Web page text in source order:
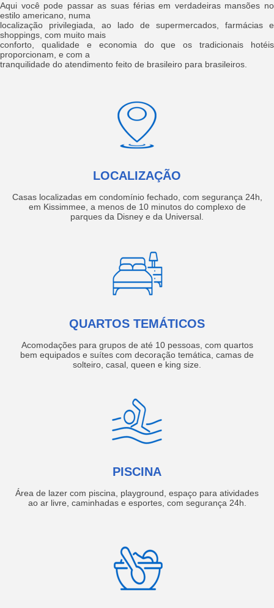
Aqui você pode passar as suas férias em verdadeiras mansões no
estilo americano, numa
localização privilegiada, ao lado de supermercados, farmácias e
shoppings, com muito mais
conforto, qualidade e economia do que os tradicionais hotéis
proporcionam, e com a
tranquilidade do atendimento feito de brasileiro para brasileiros.
LOCALIZAÇÃO
Casas localizadas em condomínio fechado, com segurança 24h,
em Kissimmee, a menos de 10 minutos do complexo de
parques da Disney e da Universal.
QUARTOS TEMÁTICOS
Acomodações para grupos de até 10 pessoas, com quartos
bem equipados e suítes com decoração temática, camas de
solteiro, casal, queen e king size.
PISCINA
Área de lazer com piscina, playground, espaço para atividades
ao ar livre, caminhadas e esportes, com segurança 24h.